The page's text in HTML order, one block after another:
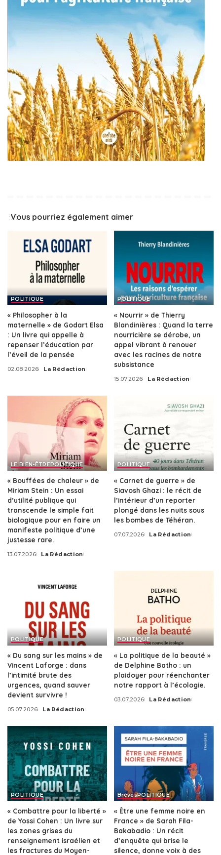
Vous pourriez également aimer
POLITIQUE
« Philosopher à la
maternelle » de Godart Elsa
: Un livre qui appelle à
repenser l’éducation par
l’éveil de la pensée
02.08.2026
Posted
La Rédaction
POLITIQUE
« Nourrir » de Thierry
Blandinières : Quand la terre
nourricière se dérobe, un
appel vibrant à renouer
avec les racines de notre
subsistance
15.07.2026
Posted
La Rédaction
LE BIEN-ÊTREPOLITIQUE
« Bouffées de chaleur » de
Miriam Stein : Un essai
d’utilité publique qui
transcende le simple fait
biologique pour en faire un
manifeste politique d’une
justesse rare.
13.07.2026
Posted
La Rédaction
POLITIQUE
« Carnet de guerre » de
Siavosh Ghazi : le récit de
l’intérieur d’un reporter
plongé dans les nuits sous
les bombes de Téhéran.
07.07.2026
Posted
La Rédaction
POLITIQUE
« Du sang sur les mains » de
Vincent Laforge : dans
l’intimité brute des
urgences, quand sauver
devient survivre !
05.07.2026
Posted
La Rédaction
POLITIQUE
« La politique de la beauté »
de Delphine Batho : un
plaidoyer pour réenchanter
notre rapport à l’écologie.
03.07.2026
Posted
La Rédaction
POLITIQUE
« Combattre pour la liberté »
de Yossi Cohen : Un livre sur
les zones grises du
renseignement israélien et
les fractures du Moyen-
BrèvesPOLITIQUE
« Être une femme noire en
France » de Sarah Fila-
Bakabadio : Un récit
d’enquête qui brise le
silence, donne voix à des